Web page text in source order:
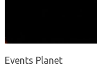
Events Planet